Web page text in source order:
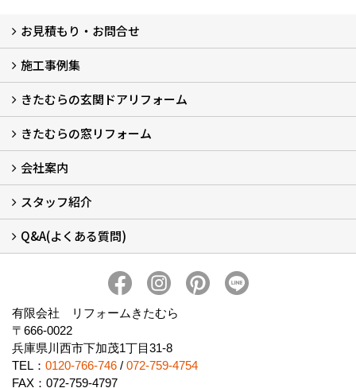
お見積もり・お問合せ
LINEで概算見積もり
チャットで質問
問い合わせフォームから
オンライン相談
電話で相談
無料現地調査をご希望の方
施工事例集
玄関ドアリフォーム
玄関引戸リフォーム
勝手口ドアリフォーム
窓リフォーム
きたむらの玄関ドアリフォーム
玄関ドアリフォームについて
リシェントについて (23)
・玄関ドアバリエーション (52)
・玄関引戸バリエーション (44)
・勝手口ドアバリエーション (11)
安心の自社施工
無料点検
保証について
価格について
概算見積について (2)
きたむらの窓リフォーム
窓リフォームについて (5)
・内窓設置-LIXILインプラス
・内窓設置-AGCまどまど
・窓交換
・エコガラス交換
・防犯・防災ガラス交換
会社案内
会社概要 (2)
ブログ
アクセス
施工エリア
施工までの流れ
SNSインフォメーション
チャット機能
オンライン打合わせ
補助金について (2)
スタッフ紹介
スタッフ紹介
Q&A(よくある質問)
有限会社 リフォームきたむら
〒666-0022
兵庫県川西市下加茂1丁目31-8
TEL： 0120-766-746 / 072-759-4754
FAX：072-759-4797